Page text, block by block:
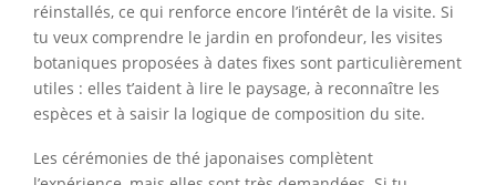
réinstallés, ce qui renforce encore l’intérêt de la visite. Si
tu veux comprendre le jardin en profondeur, les visites
botaniques proposées à dates fixes sont particulièrement
utiles : elles t’aident à lire le paysage, à reconnaître les
espèces et à saisir la logique de composition du site.
Les cérémonies de thé japonaises complètent